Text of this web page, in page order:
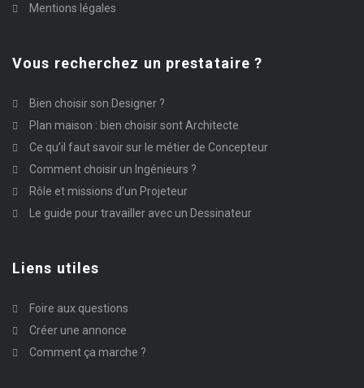
Mentions légales
Vous recherchez un prestataire ?
Bien choisir son Designer ?
Plan maison : bien choisir sont Architecte
Ce qu’il faut savoir sur le métier de Concepteur
Comment choisir un Ingénieurs ?
Rôle et missions d’un Projeteur
Le guide pour travailler avec un Dessinateur
Liens utiles
Foire aux questions
Créer une annonce
Comment ça marche ?